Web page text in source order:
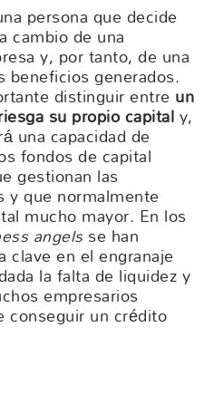
persona que decide
cambio de una
y, por tanto, de una
generados.
distinguir entre un
su propio capitaly,
una capacidad de
fondos de capital
gestionan las
y que normalmente
mucho mayor. En los
angelsse han
clave en el engranaje
la falta de liquidez y
empresarios
conseguir un crédito